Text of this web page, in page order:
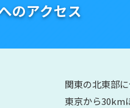
に茨城が人気の理由
のアクセス
関東の北東部
東京から30km